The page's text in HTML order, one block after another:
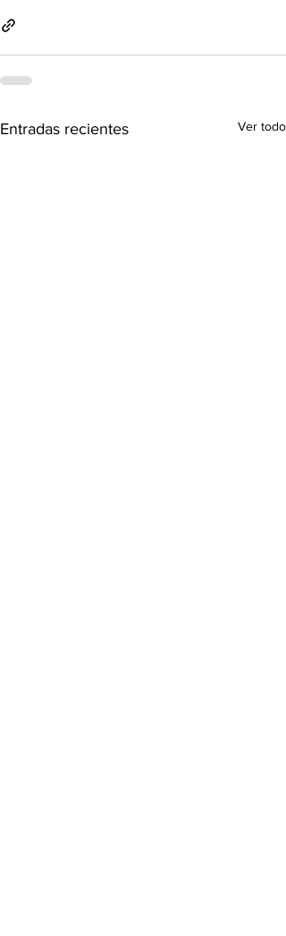
Entradas recientes Ver todo